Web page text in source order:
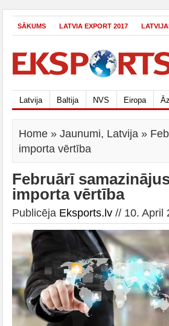
SĀKUMS LATVIA EXPORT 2017
Latvija Baltija NVS Eiropa
Home » Jaunumi, Latvija »
importa vērtība
Februārī
importa vērtība
Publicēja Eksports.lv // 10. April